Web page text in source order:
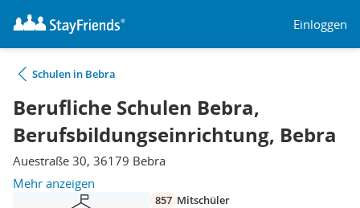
Einloggen
Schulen in Bebra
Berufliche Schulen Bebra,
Berufsbildungseinrichtung, Bebra
Auestraße 30, 36179 Bebra
Mehr anzeigen
857 Mitschüler